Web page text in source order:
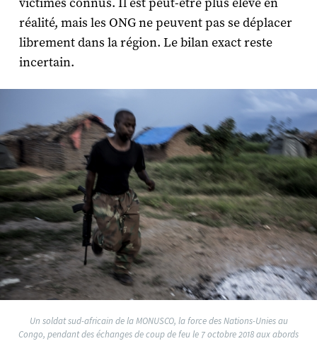
réalité, mais les ONG ne peuvent pas se déplacer
librement dans la région. Le bilan exact reste
incertain.
Un soldat sud-africain de la MONUSCO, la force des Nations-Unies au
Congo, pendant des échanges de coup de feu le 7 octobre 2018 aux abords